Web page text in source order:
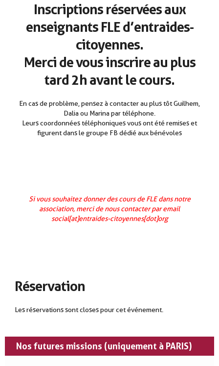
Inscriptions réservées aux
enseignants FLE d’entraides-
citoyennes.
Merci de vous inscrire au plus
tard 2h avant le cours.
En cas de problème, pensez à contacter au plus tôt Guilhem,
Dalia ou Marina par téléphone.
Leurs coordonnées téléphoniques vous ont été remises et
figurent dans le groupe FB dédié aux bénévoles
Si vous souhaitez donner des cours de FLE dans notre
association, merci de nous contacter par email
social[at]entraides-citoyennes[dot]org
Réservation
Les réservations sont closes pour cet événement.
Nos futures missions (uniquement à PARIS)